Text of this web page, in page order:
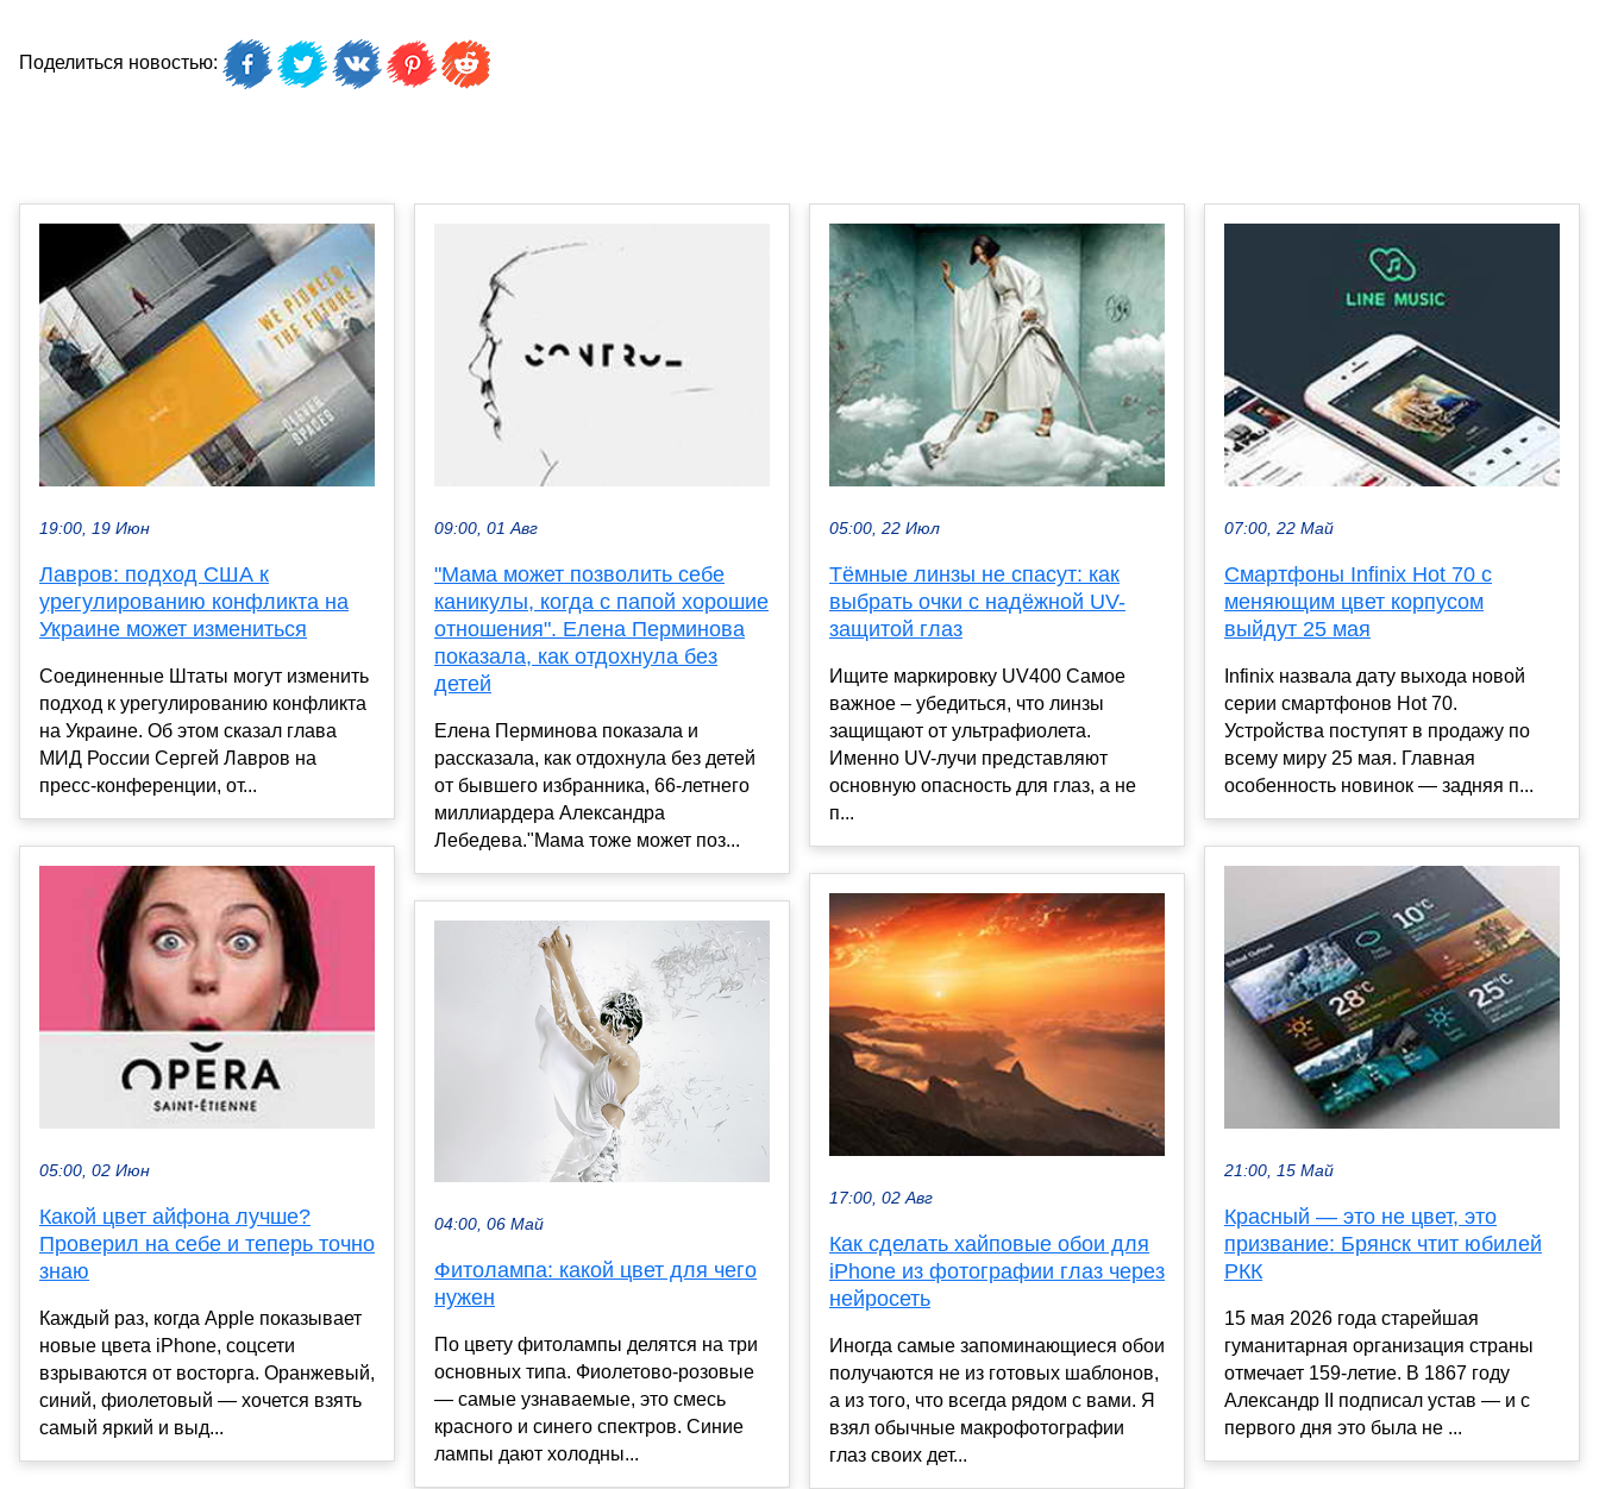
Поделиться новостью:
19:00, 19 Июн
Лавров: подход США к
урегулированию конфликта на
Украине может измениться
Соединенные Штаты могут изменить
подход к урегулированию конфликта
на Украине. Об этом сказал глава
МИД России Сергей Лавров на
пресс-конференции, от...
05:00, 02 Июн
Какой цвет айфона лучше?
Проверил на себе и теперь точно
знаю
Каждый раз, когда Apple показывает
новые цвета iPhone, соцсети
взрываются от восторга. Оранжевый,
синий, фиолетовый — хочется взять
самый яркий и выд...
09:00, 01 Авг
"Мама может позволить себе
каникулы, когда с папой хорошие
отношения". Елена Перминова
показала, как отдохнула без
детей
Елена Перминова показала и
рассказала, как отдохнула без детей
от бывшего избранника, 66-летнего
миллиардера Александра
Лебедева."Мама тоже может поз...
04:00, 06 Май
Фитолампа: какой цвет для чего
нужен
По цвету фитолампы делятся на три
основных типа. Фиолетово-розовые
— самые узнаваемые, это смесь
красного и синего спектров. Синие
лампы дают холодны...
05:00, 22 Июл
Тёмные линзы не спасут: как
выбрать очки с надёжной UV-
защитой глаз
Ищите маркировку UV400 Самое
важное – убедиться, что линзы
защищают от ультрафиолета.
Именно UV-лучи представляют
основную опасность для глаз, а не
п...
17:00, 02 Авг
Как сделать хайповые обои для
iPhone из фотографии глаз через
нейросеть
Иногда самые запоминающиеся обои
получаются не из готовых шаблонов,
а из того, что всегда рядом с вами. Я
взял обычные макрофотографии
глаз своих дет...
07:00, 22 Май
Смартфоны Infinix Hot 70 с
меняющим цвет корпусом
выйдут 25 мая
Infinix назвала дату выхода новой
серии смартфонов Hot 70.
Устройства поступят в продажу по
всему миру 25 мая. Главная
особенность новинок — задняя п...
21:00, 15 Май
Красный — это не цвет, это
призвание: Брянск чтит юбилей
РКК
15 мая 2026 года старейшая
гуманитарная организация страны
отмечает 159-летие. В 1867 году
Александр II подписал устав — и с
первого дня это была не ...